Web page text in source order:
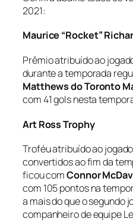
2021:
Maurice “Rocket”
Prêmio atribuído ao
durante a temporada
Matthews do Toronto
com 41 gols nesta
Art Ross Trophy
Troféu atribuído ao
convertidos ao fim da
ficou comConnor
com 105 pontos na
a mais do que o segundo
companheiro de equipe